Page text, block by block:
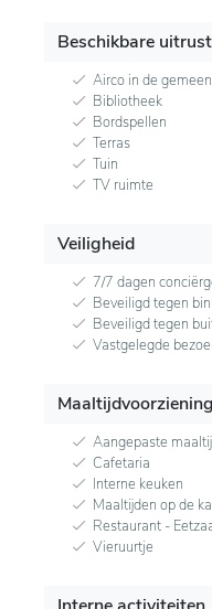
Beschikbare
Airco in de
Bibliotheek
Bordspellen
Terras
Tuin
TV ruimte
Veiligheid
7/7 dagen
Beveiligd tegen
Beveiligd tegen
Vastgelegde
Aangepaste
Cafetaria
Interne keuken
Maaltijden op de
Restaurant -
Vieruurtje